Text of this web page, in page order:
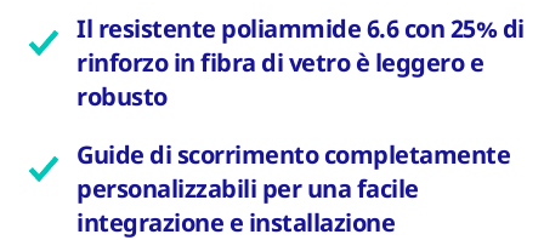
Il resistente poliammide 6.6 con 25% di
rinforzo in fibra di vetro è leggero e
robusto
Guide di scorrimento completamente
personalizzabili per una facile
integrazione e installazione